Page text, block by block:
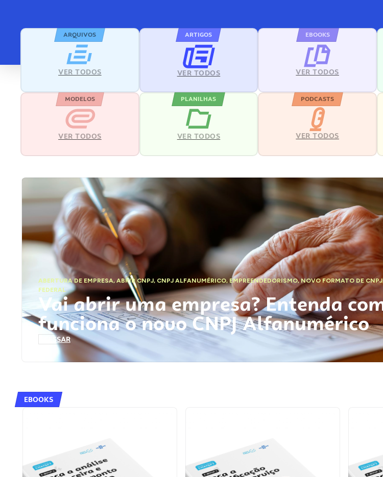
ARQUIVOS
VER TODOS
ARTIGOS
VER TODOS
EBOOKS
VER TODOS
MODELOS
VER TODOS
PLANILHAS
VER TODOS
PODCASTS
VER TODOS
ABERTURA DE EMPRESA,ABRIR CNPJ, CNPJ ALFANUMÉRICO, EMPREENDEDORISMO,NOVO FORMATO DE CNPJ
FEDERAL
Vai abrir uma empresa? Entenda
funciona o novo CNPJ Alfanumérico
ACESSAR
EBOOKS